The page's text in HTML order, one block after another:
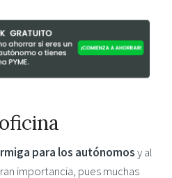
para los autónomosy al
importancia, pues muchas